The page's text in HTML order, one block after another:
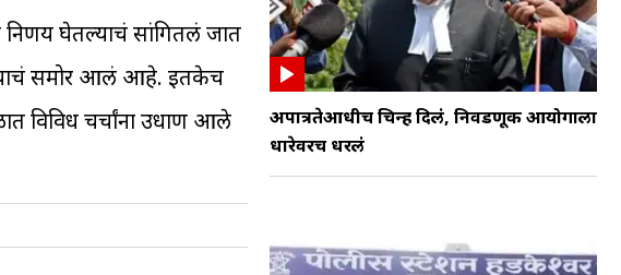
निर्णय घेतल्याचं सांगितलं जात
समोर आलं आहे. इतकेच
विविध चर्चांना उधाण आले
अपात्रतेआधीच चिन्ह दिलं, निवडणूक आयोगाला
धारेवरच धरलं